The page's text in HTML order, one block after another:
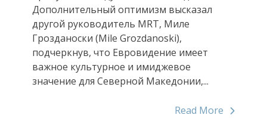
Дополнительный оптимизм высказал
другой руководитель MRT, Миле
Грозданоски (Mile Grozdanoski),
подчеркнув, что Евровидение имеет
важное культурное и имиджевое
значение для Северной Македонии,...
Read More